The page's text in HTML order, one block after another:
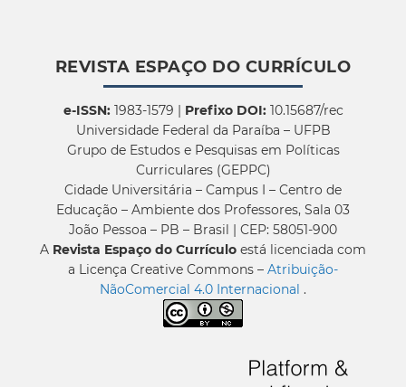
REVISTA ESPAÇO DO CURRÍCULO
e-ISSN:1983-1579 | Prefixo DOI:10.15687/rec
Universidade Federal da Paraíba – UFPB
Grupo de Estudos e Pesquisas em Políticas
Curriculares (GEPPC)
Cidade Universitária – Campus I – Centro de
Educação – Ambiente dos Professores, Sala 03
João Pessoa – PB – Brasil | CEP: 58051-900
A Revista Espaço do Currículo está licenciada com
a Licença Creative Commons – Atribuição-
NãoComercial 4.0 Internacional .